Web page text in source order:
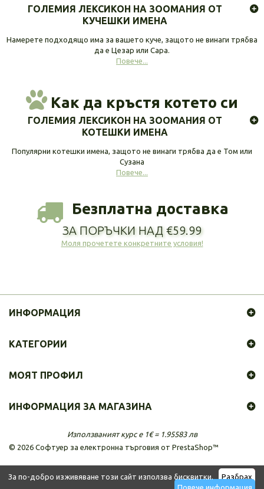
За по-добро изживяване този сайт използва бисквитки.
Разбрах
Повече информация
ГОЛЕМИЯ ЛЕКСИКОН НА ЗООМАНИЯ ОТ
КУЧЕШКИ ИМЕНА
Намерете подходящо има за вашето куче, защото не винаги трябва
да е Цезар или Сара.
Повече...
Как да кръстя котето си
ГОЛЕМИЯ ЛЕКСИКОН НА ЗООМАНИЯ ОТ
КОТЕШКИ ИМЕНА
Популярни котешки имена, защото не винаги трябва да е Том или
Сузана
Повече...
Безплатна доставка
ЗА ПОРЪЧКИ НАД €59.99
Моля прочетете конкретните условия!
ИНФОРМАЦИЯ
© 2026 Софтуер за електронна търговия от PrestaShop™
КАТЕГОРИИ
МОЯТ ПРОФИЛ
ИНФОРМАЦИЯ ЗА МАГАЗИНА
Използваният курс е 1€ = 1.95583 лв